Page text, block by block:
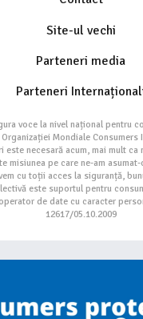
Site-ul vechi
Parteneri media
Parteneri
voce la nivel național pentru
Mondiale Consumers
este necesară acum, mai mult
misiunea pe care ne-am
cu toții acces la siguranță,
este suportul pentru
de date cu caracter
12617/05.10.2009